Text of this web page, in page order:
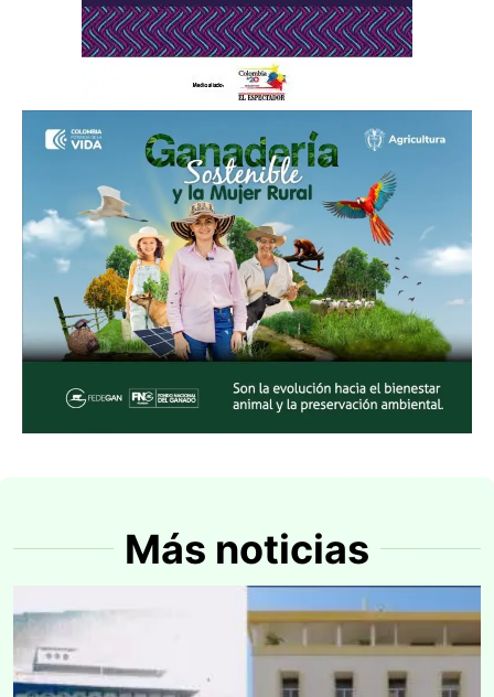
Más noticias